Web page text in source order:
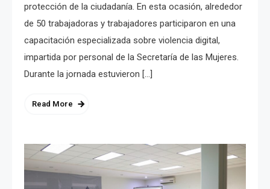
protección de la ciudadanía. En esta ocasión, alrededor
de 50 trabajadoras y trabajadores participaron en una
capacitación especializada sobre violencia digital,
impartida por personal de la Secretaría de las Mujeres.
Durante la jornada estuvieron […]
Read More